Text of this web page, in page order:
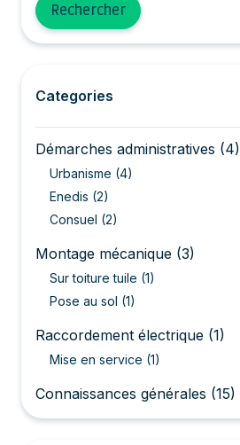
Rechercher
Categories
Démarches administratives (4)
Urbanisme (4)
Enedis (2)
Consuel (2)
Montage mécanique (3)
Sur toiture tuile (1)
Pose au sol (1)
Raccordement électrique (1)
Mise en service (1)
Connaissances générales (15)